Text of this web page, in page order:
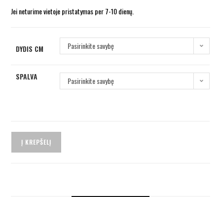
Jei neturime vietoje pristatymas per 7-10 dienų.
DYDIS CM Pasirinkite savybę
SPALVA Pasirinkite savybę
Į KREPŠELĮ